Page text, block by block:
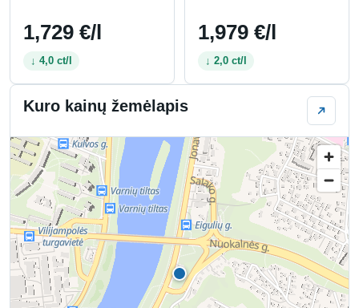
1,729 €/l
↓ 4,0 ct/l
1,979 €/l
↓ 2,0 ct/l
Kuro kainų žemėlapis